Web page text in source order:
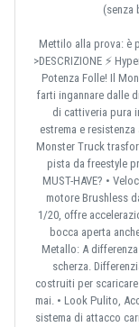
(senza
Mettilo alla prova: è
>DESCRIZIONE ⚡
Potenza Folle! Il
farti ingannare dalle
di cattiveria pura
estrema e
Monster Truck
pista da freestyle
MUST-HAVE? •
motore Brushless
1/20, offre
bocca aperta
Metallo: A
scherza.
costruiti per
mai. • Look Pulito,
sistema di attacco